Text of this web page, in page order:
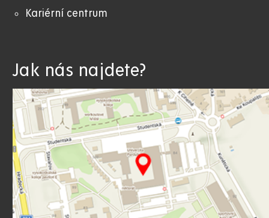
Kariérní centrum
Jak nás najdete?